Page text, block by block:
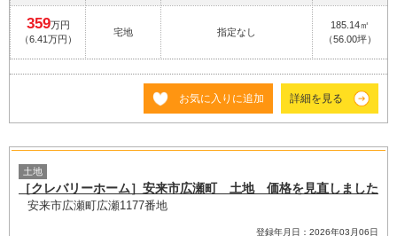
359万円
（6.41万円）
宅地 指定なし
185.14㎡
（56.00坪）
お気に入りに追加 詳細を見る
土地
［クレバリーホーム］安来市広瀬町 土地 価格を見直しました
安来市広瀬町広瀬1177番地
登録年月日：2026年03月06日